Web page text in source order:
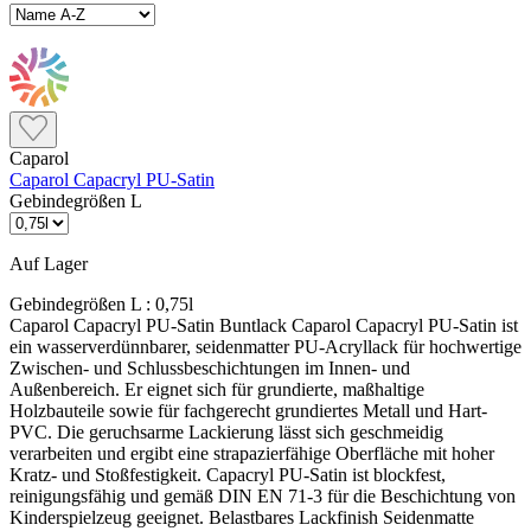
Caparol
Caparol Capacryl PU-Satin
Gebindegrößen L
Auf Lager
Gebindegrößen L : 0,75l
Caparol Capacryl PU-Satin Buntlack Caparol Capacryl PU-Satin ist ein wasserverdünnbarer, seidenmatter PU-Acryllack für hochwertige Zwischen- und Schlussbeschichtungen im Innen- und Außenbereich. Er eignet sich für grundierte, maßhaltige Holzbauteile sowie für fachgerecht grundiertes Metall und Hart-PVC. Die geruchsarme Lackierung lässt sich geschmeidig verarbeiten und ergibt eine strapazierfähige Oberfläche mit hoher Kratz- und Stoßfestigkeit. Capacryl PU-Satin ist blockfest, reinigungsfähig und gemäß DIN EN 71-3 für die Beschichtung von Kinderspielzeug geeignet. Belastbares Lackfinish Seidenmatte Oberfläche Hohe Kratz- und Stoßfestigkeit Blockfest Diffusionsfähig Nassabriebklasse 1 Geeignet für Holzfenster und Außentüren Andere maßhaltige Holzbauteile Eisen und Stahl Zink, Aluminium und Kupfer Hart-PVC Tragfähige Altbeschichtungen Nicht direkt geeignet für Rohes Holz ohne Grundierung Ungeschütztes Metall Nicht maßhaltige Holzbauteile Lose oder nicht tragfähige Altanstriche Eloxiertes Aluminium Weiße Lackierungen auf Heizungsanlagen Wichtig vor der Bestellung: Capacryl PU-Satin ist der Zwischen- und Schlusslack des Systems. Welche Grundierung darunter benötigt wird, hängt vom vorhandenen Untergrund ab. Holz, Stahl, Zink, Aluminium und Hart-PVC werden unterschiedlich vorbereitet und grundiert. Was macht Capacryl PU-Satin besonders? Wasserverdünnbar Der PU-Acryllack ist geruchsarm und wird mit wassergeeigneten Lackierwerkzeugen verarbeitet. Die Werkzeuge lassen sich direkt nach Gebrauch mit Wasser und Reinigungsmittel säubern. Für belastete Flächen Die Lackoberfläche ist kratz- und stoßfest, blockfest und gegen haushaltsübliche Reinigungsmittel beständig. Dadurch eignet sie sich auch für häufig berührte Bauteile. Für Kinderspielzeug geeignet Capacryl PU-Satin erfüllt die Anforderungen der DIN EN 71-3. Entscheidend bleibt ein vollständig ausgehärteter und fachgerecht ausgeführter Beschichtungsaufbau. Passt Capacryl PU-Satin zu deinem Projekt? Das Produkt passt, wenn … ein seidenmattes Lackfinish gewünscht ist innen möglichst geruchsarm lackiert werden soll eine robuste und reinigungsfähige Oberfläche benötigt wird der Untergrund fachgerecht grundiert werden kann gestrichen, gerollt oder gespritzt werden soll Besser ein anderes Produkt wählen, wenn … eine Grundierung und Decklackierung aus einem Topf gesucht wird eine Holzfassade oder ein Zaun lasiert werden soll nicht maßhaltige Außenbauteile beschichtet werden ein weißer Heizkörperlack benötigt wird der vorhandene Untergrund nicht sicher bestimmt werden kann Beschichtungsaufbau auf Holz 1. Holz vorbereiten Holz in Faserrichtung schleifen und sorgfältig reinigen. Verschmutzungen, Harz und andere haftungsmindernde Stoffe vollständig entfernen. Die Holzfeuchte darf bei maßhaltigen Holzbauteilen höchstens 13 % betragen. 2. Grundieren Holz und Holzwerkstoffe werden mit Capacryl Holz-IsoGrund grundiert. Bei Hölzern mit verfärbenden Inhaltsstoffen ist diese Isolierung besonders wichtig; Aststellen zweimal behandeln. Maßhaltige Außenbauteile zuvor zusätzlich mit Capacryl Holzschutz-Grund imprägnieren. 3. Lackaufbau ausführen Nach der Grundierung folgt Capacryl PU-Vorlack als Zwischenbeschichtung und anschließend Capacryl PU-Satin als Schlussbeschichtung. Auf maßhaltigen Holzbauteilen im Außenbereich sind zwei Zwischenbeschichtungen erforderlich. Grundierung auf Metall und Hart-PVC Eisen und Stahl Eisen und Stahl vollständig entrosten, entfetten und reinigen. Im Innenbereich einmal, im Außenbereich zweimal mit Capalac AllGrund grundieren. Zink, Aluminium und Kupfer Die Oberfläche entsprechend der Metallart reinigen und anschleifen. Anschließend mit Capacryl Haftprimer grundieren. Hart-PVC und Altanstriche Hart-PVC und tragfähige Altanstriche anschleifen und gründlich reinigen. Danach mit Capacryl Haftprimer grundieren. Pulverbeschichtungen und Coil-Coating-Flächen immer durch eine Probebeschichtung auf Haftung prüfen. Farbtonwahl richtig planen Rot, Orange und Gelb Schwach deckende Farbtöne benötigen einen passend getönten Grundiersystemfarbton. Je nach Farbton kann ein zusätzlicher Lackauftrag erforderlich sein. Dunkle und intensive Farbtöne Bei dunklen oder intensiven Farbtönen kann vorübergehend Pigmentabrieb auftreten. Stark beanspruchte Innenflächen können bei Bedarf transparent versiegelt werden. Hinweis zu Heizungsanlagen: Weiße Capacryl PU-Satin-Farbtöne nicht auf Heizkörpern oder anderen Heizungsanlagen verwenden, da eine Vergilbung möglich ist. Dafür ist ein dafür vorgesehener Capacryl Heizkörperlack zu verwenden. Verbrauch und Reichweite Verbrauch je Auftrag Ca. 100–120 ml/m². Ein Liter reicht rechnerisch für ungefähr 8–10 m² bei einem Lackauftrag. Zwei Lackaufträge Bei zwei Aufträgen Capacryl PU-Satin reicht 1 Liter rechnerisch für ungefähr 4–5 m² fertige Fläche. Praxisverbrauch Profilierung, Untergrund, Kanten, Werkzeug und Auftragsstärke beeinflussen den tatsächlichen Materialbedarf. Den genauen Verbrauch durch eine Probebeschichtung ermitteln. Verarbeitung und Trocknung Verarbeitung Vor Gebrauch gründlich aufrühren Streichen, rollen oder spritzen Schlussbeschichtung möglichst unverdünnt ausführen Zwischenbeschichtung bei Bedarf mit Wasser verdünnen Bedingungen Mindesttemperatur: 8 °C Günstiger Bereich: 10–25 °C Relative Luftfeuchtigkeit: höchstens 70 % Untergrund muss sauber und trocken sein Trocknung bei 20 °C Staubtrocken nach ca. 1–2 Stunden Überstreichbar nach ca. 10–12 Stunden Durchgetrocknet nach ca. 48 Stunden Kälte und Feuchtigkeit verlängern die Trocknung Häufige Fragen Muss vorher grundiert werden? Ja. Capacryl PU-Satin ist ein Zwischen- und Schlusslack. Die passende Grundierung richtet sich nach Holz, Metall, Hart-PVC oder vorhandenem Altanstrich. Ist der Lack für Kinderspielzeug geeignet? Ja. Der Lack ist gemäß DIN EN 71-3 geeignet. Vor der Nutzung muss die Beschichtung vollständig durchgetrocknet sein. Kann der Lack auf Heizkörper? Weiße Farbtöne sind wegen möglicher Vergilbung nicht für Heizungsanlagen vorgesehen. Dafür einen geeigneten Heizkörperlack verwenden. Technische Daten Produkttyp: Zwischen- und Schlusslack Materialbasis: Polyurethan-Acryldispersion Wasserverdünnbar und geruchsarm Anwendungsbereich: innen und außen Glanzgrad: seidenmatt Dichte: ca. 1,3 g/cm³ Standardgebinde: 375 ml, 750 ml, 2,5 L und 10 L ColorExpress: 350 ml, 700 ml, 2,4 L und 9,6 L Farbton: Weiß und ColorExpress-Farbtöne Werkzeugreinigung: mit Wasser und Reinigungsmittel Kühl und dicht verschlossen lagern Sicherheitshinweis: Die aktuelle Variante Capacryl PU-Satin Weiß benötigt kein Gefahrenpiktogramm und kein Signalwort. Sie enthält jedoch Konservierungsmittel, die allergische Reaktionen hervorrufen können. Beim Spritzen können lungengängige Tröpfchen entstehen; Aerosol und Spritzne